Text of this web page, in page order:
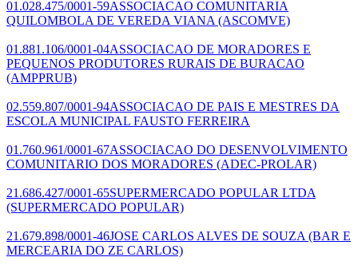
01.028.475/0001-59ASSOCIACAO COMUNITARIA
QUILOMBOLA DE VEREDA VIANA (ASCOMVE)
01.881.106/0001-04ASSOCIACAO DE MORADORES E
PEQUENOS PRODUTORES RURAIS DE BURACAO
(AMPPRUB)
02.559.807/0001-94ASSOCIACAO DE PAIS E MESTRES DA
ESCOLA MUNICIPAL FAUSTO FERREIRA
01.760.961/0001-67ASSOCIACAO DO DESENVOLVIMENTO
COMUNITARIO DOS MORADORES (ADEC-PROLAR)
21.686.427/0001-65SUPERMERCADO POPULAR LTDA
(SUPERMERCADO POPULAR)
21.679.898/0001-46JOSE CARLOS ALVES DE SOUZA (BAR E
MERCEARIA DO ZE CARLOS)